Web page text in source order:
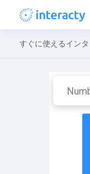
すぐに使えるイン